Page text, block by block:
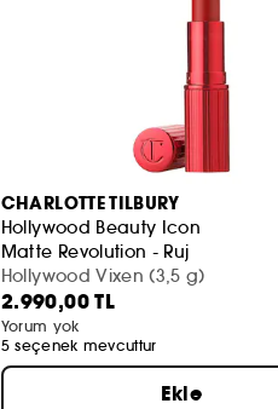
CHARLOTTE TILBURY
Hollywood Beauty Icon
Matte Revolution - Ruj
Hollywood Vixen (3,5 g)
2.990,00 TL
Yorum yok
5 seçenek mevcuttur
Ekle